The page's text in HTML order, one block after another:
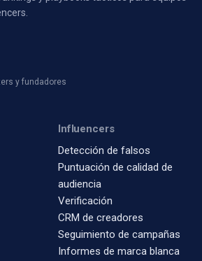
y fundadores
Influencers
Detección de falsos
Puntuación de calidad de
audiencia
Verificación
CRM de creadores
Seguimiento de campañas
Informes de marca blanca